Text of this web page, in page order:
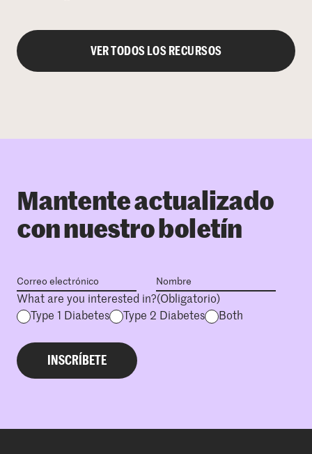
VER TODOS LOS RECURSOS
Mantente actualizado
con nuestro boletín
What are you interested in?(Obligatorio)
Type 1 Diabetes
Type 2 Diabetes Both